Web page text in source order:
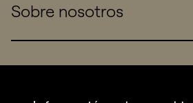
Startups
Work
Sobre nosotros